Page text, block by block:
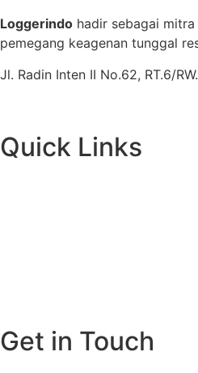
Loggerindo hadir sebagai
pemegang keagenan tunggal
Jl. Radin Inten II No.62, RT.6/
Quick Links
Get in Touch